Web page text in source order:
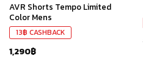
AVR Shorts Tempo Limited
Color Mens
13฿ CASHBACK
1,290฿